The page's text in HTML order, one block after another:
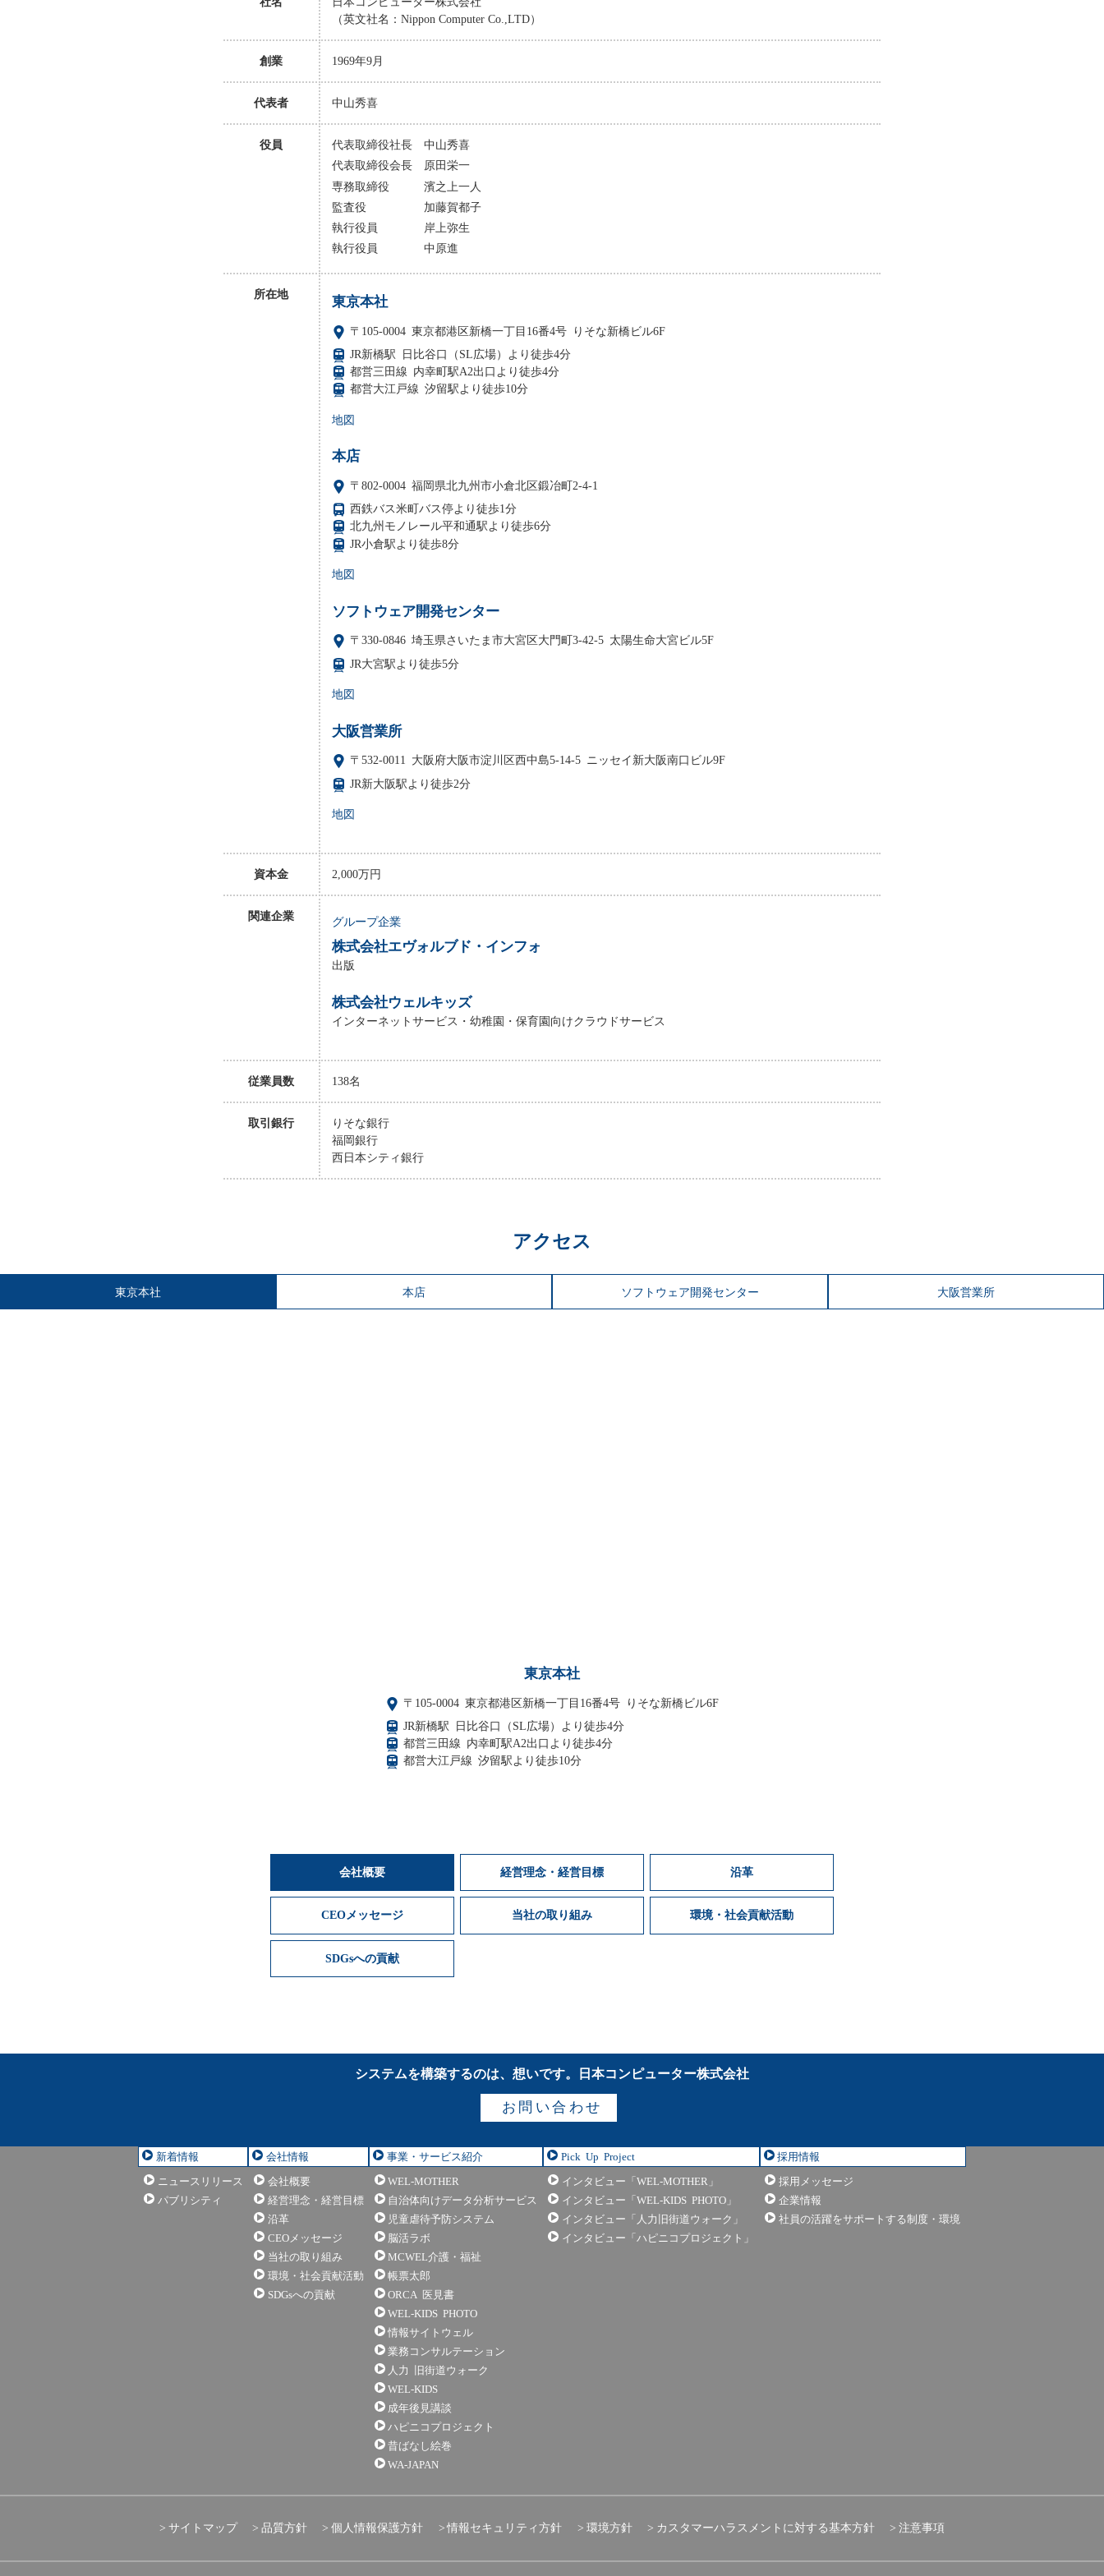
（英文社名：Nippon Computer Co.,LTD）
創業 1969年9月
代表者 中山秀喜
役員 代表取締役社長
中山秀喜
代表取締役会長
原田栄一
専務取締役
濱之上一人
監査役
加藤賀都子
執行役員
岸上弥生
執行役員
中原進
所在地 東京本社
〒105-0004 東京都港区新橋一丁目16番4号 りそな新橋ビル6F
JR新橋駅 日比谷口（SL広場）より徒歩4分
都営三田線 内幸町駅A2出口より徒歩4分
都営大江戸線 汐留駅より徒歩10分
地図
本店
〒802-0004 福岡県北九州市小倉北区鍛冶町2-4-1
西鉄バス米町バス停より徒歩1分
北九州モノレール平和通駅より徒歩6分
JR小倉駅より徒歩8分
地図
ソフトウェア開発センター
〒330-0846 埼玉県さいたま市大宮区大門町3-42-5 太陽生命大宮ビル5F
JR大宮駅より徒歩5分
地図
大阪営業所
〒532-0011
大阪府大阪市淀川区西中島5-14-5 ニッセイ新大阪南口ビル9F
JR新大阪駅より徒歩2分
地図
資本金 2,000万円
関連企業 グループ企業
株式会社エヴォルブド・インフォ
出版
株式会社ウェルキッズ
インターネットサービス・幼稚園・保育園向けクラウドサービス
従業員数 138名
取引銀行
りそな銀行
福岡銀行
西日本シティ銀行
アクセス
東京本社
〒105-0004 東京都港区新橋一丁目16番4号 りそな新橋ビル6F
JR新橋駅 日比谷口（SL広場）より徒歩4分
都営三田線 内幸町駅A2出口より徒歩4分
都営大江戸線 汐留駅より徒歩10分
東京本社 本店 ソフトウェア開発センター 大阪営業所
会社概要 経営理念・経営目標 沿革
CEOメッセージ 当社の取り組み 環境・社会貢献活動
SDGsへの貢献
システムを構築するのは、想いです。 日本コンピューター株式会社
お問い合わせ
新着情報
ニュースリリース
パブリシティ
会社情報
会社概要
経営理念・経営目標
沿革
CEOメッセージ
当社の取り組み
環境・社会貢献活動
SDGsへの貢献
事業・サービス紹介
WEL-MOTHER
自治体向けデータ分析サービス
児童虐待予防システム
脳活ラボ
MCWEL介護・福祉
帳票太郎
ORCA 医見書
WEL-KIDS PHOTO
情報サイトウェル
業務コンサルテーション
人力 旧街道ウォーク
WEL-KIDS
成年後見講談
ハピニコプロジェクト
昔ばなし絵巻
WA-JAPAN
Pick Up Project
インタビュー「WEL-MOTHER」
インタビュー「WEL-KIDS PHOTO」
インタビュー「人力旧街道ウォーク」
インタビュー「ハピニコプロジェクト」
採用情報
採用メッセージ
企業情報
社員の活躍をサポートする制度・環境
サイトマップ 品質方針 個人情報保護方針 情報セキュリティ方針 環境方針 カスタマーハラスメントに対する基本方針 注意事項